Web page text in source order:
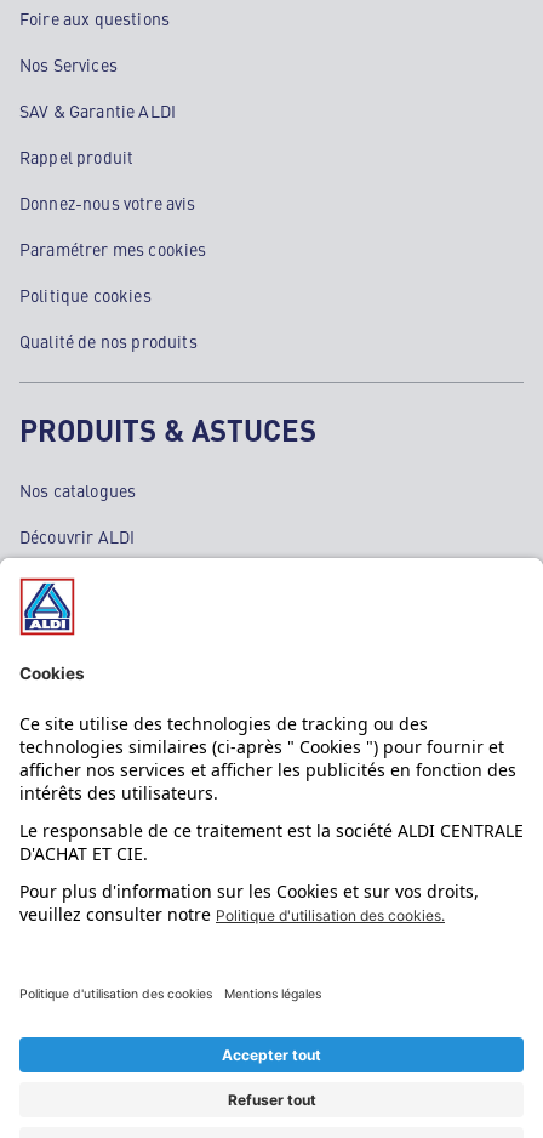
Foire aux questions
Nos Services
SAV & Garantie ALDI
Rappel produit
Donnez-nous votre avis
Paramétrer mes cookies
Politique cookies
Qualité de nos produits
PRODUITS & ASTUCES
Nos catalogues
Découvrir ALDI
Nos bons plans
Nos rayons
Nos marques
Nos astuces
Évènements
L'application mobile